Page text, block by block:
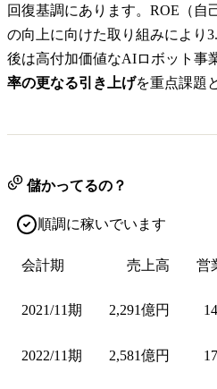
回復基調にあります。ROE（自
の向上に向けた取り組みにより
後は高付加価値なAIロボット事
率の更なる引き上げを重点課題
儲かってるの？
順調に稼いでいます
会計期 売上高 営
2021/11期 2,291億円
2022/11期 2,581億円